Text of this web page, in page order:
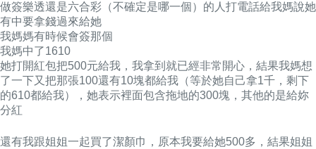
做簽樂透還是六合彩（不確定是哪一個）的人打電話給我媽說她
有中要拿錢過來給她
我媽媽有時候會簽那個
我媽中了1610
她打開紅包把500元給我，我拿到就已經非常開心，結果我媽想
了一下又把那張100還有10塊都給我（等於她自己拿1千，剩下
的610都給我），她表示裡面包含拖地的300塊，其他的是給妳
分紅
還有我跟姐姐一起買了潔顏巾，原本我要給她500多，結果姐姐